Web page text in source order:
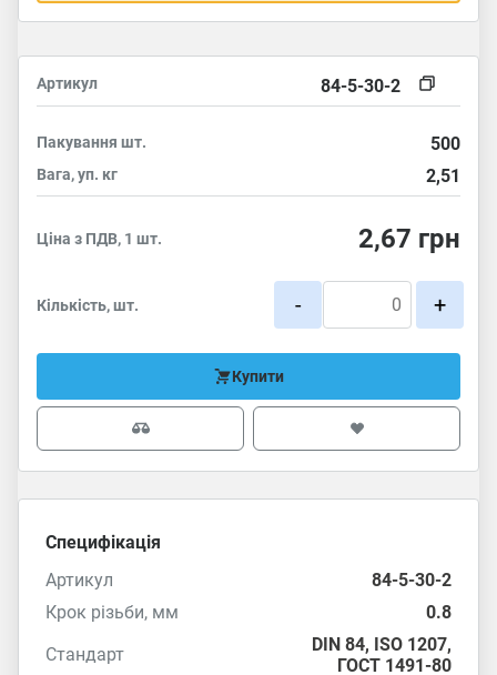
Артикул 84-5-30-2
Пакування шт. 500
Вага, уп. кг 2,51
Ціна з ПДВ, 1 шт. 2,67 грн
Кількість, шт. - +
Купити
Специфікація
Артикул
84-5-30-2
Крок різьби, мм
0.8
Стандарт
DIN 84, ISO 1207,
ГОСТ 1491-80